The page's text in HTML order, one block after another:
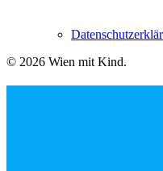
© 2026 Wien mit Kind.